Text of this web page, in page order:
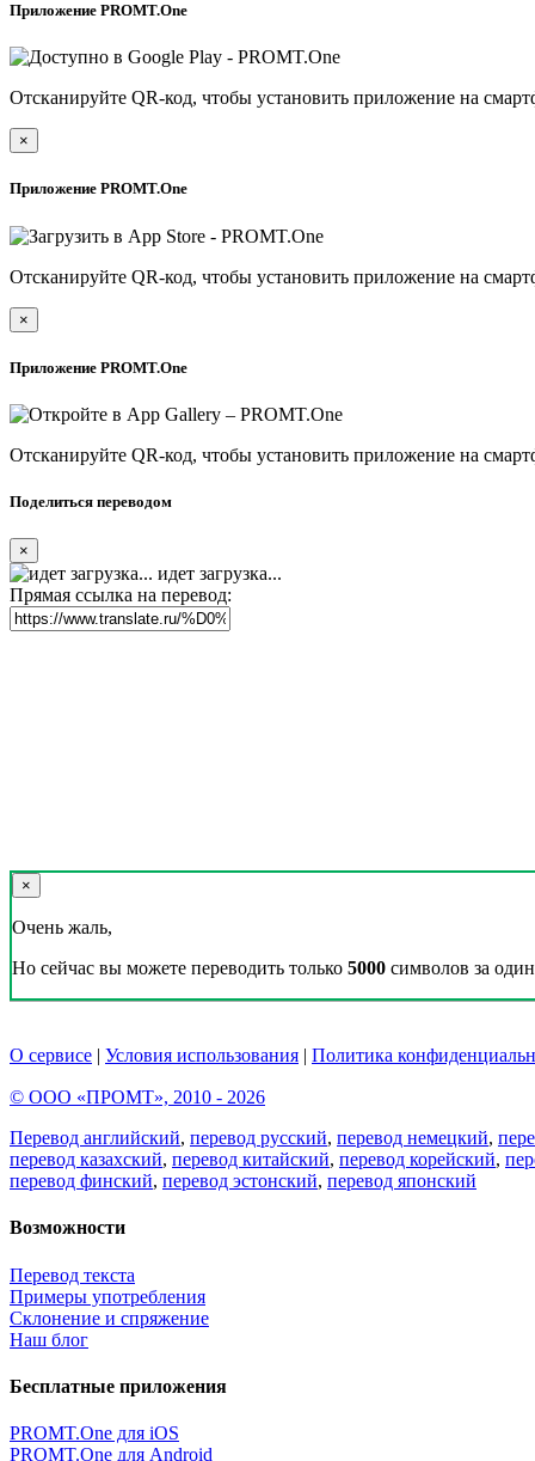
Приложение PROMT.One
Отсканируйте QR-код, чтобы установить приложение на
×
Приложение PROMT.One
Отсканируйте QR-код, чтобы установить приложение на
×
Приложение PROMT.One
Отсканируйте QR-код, чтобы установить приложение на
Поделиться переводом
×
идет загрузка...
Прямая ссылка на перевод:
×
Очень жаль,
Но сейчас вы можете переводить только 5000 символов за
О сервисе | Условия использования | Политика
© ООО «ПРОМТ», 2010 - 2026
Перевод английский, перевод русский, перевод немецкий,
перевод казахский, перевод китайский, перевод корейский,
перевод финский, перевод эстонский, перевод японский
Возможности
Перевод текста
Примеры употребления
Склонение и спряжение
Наш блог
Бесплатные приложения
PROMT.One для iOS
PROMT.One для Android